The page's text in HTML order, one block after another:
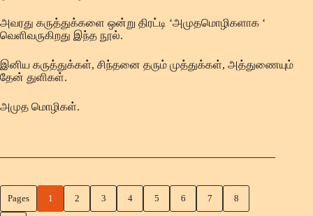
அவரது கருத்துக்களை ஒன்று திரட்டி ‘அமுதமொழிகளாக ‘
வெளிவருகிறது இந்த நூல்.
இனிய கருத்துக்கள், சிந்தனை தரும் முத்துக்கள், அத்துணையும்
தேன் துளிகள்.
அமுத மொழிகள்.
Pages 1 2 3 4 5 6 7 8